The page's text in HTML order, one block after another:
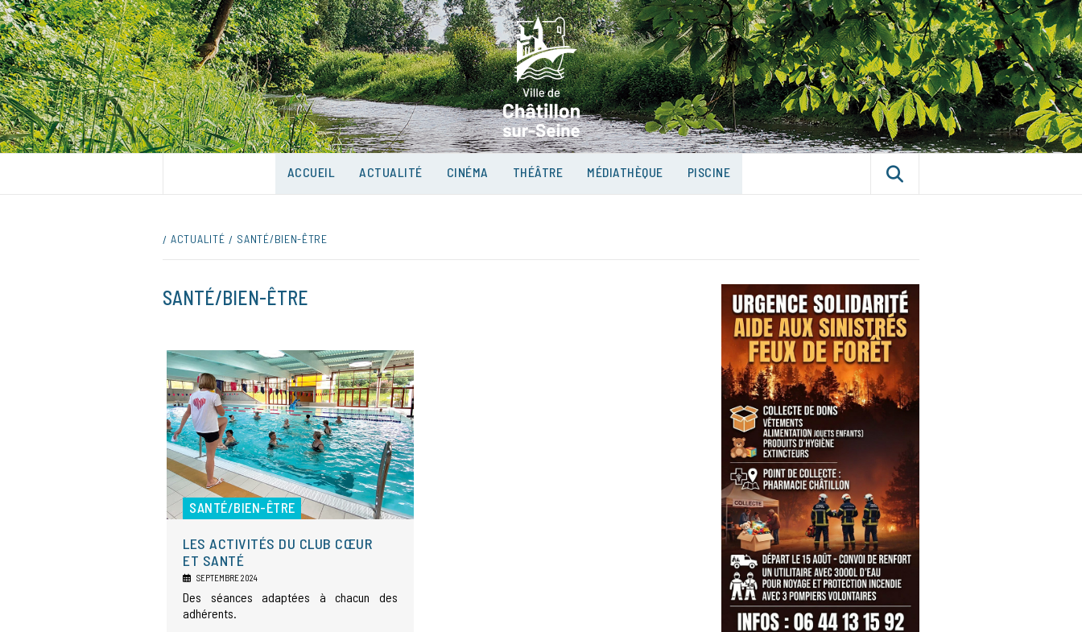
Skip
to
content
VILLE DE CHÂTILLON-
SUR-SEINE
UNE VILLE DANS UN PARC
ACCUEIL ACTUALITÉ CINÉMA THÉÂTRE MÉDIATHÈQUE PISCINE
ACTUALITÉ SANTÉ/BIEN-ÊTRE
SANTÉ/BIEN-ÊTRE
SANTÉ/BIEN-ÊTRE
LES ACTIVITÉS DU CLUB CŒUR
ET SANTÉ
SEPTEMBRE 2024
Des séances adaptées à chacun des
adhérents.